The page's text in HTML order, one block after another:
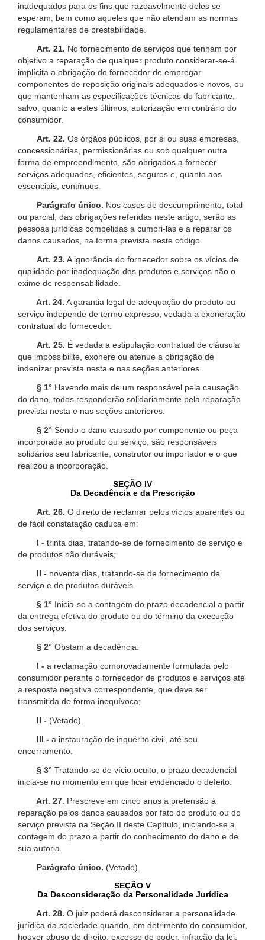
inadequados para os fins que razoavelmente deles se
esperam, bem como aqueles que não atendam as normas
regulamentares de prestabilidade.
Art. 21. No fornecimento de serviços que tenham por
objetivo a reparação de qualquer produto considerar-se-á
implícita a obrigação do fornecedor de empregar
componentes de reposição originais adequados e novos, ou
que mantenham as especificações técnicas do fabricante,
salvo, quanto a estes últimos, autorização em contrário do
consumidor.
Art. 22. Os órgãos públicos, por si ou suas empresas,
concessionárias, permissionárias ou sob qualquer outra
forma de empreendimento, são obrigados a fornecer
serviços adequados, eficientes, seguros e, quanto aos
essenciais, contínuos.
Parágrafo único. Nos casos de descumprimento, total
ou parcial, das obrigações referidas neste artigo, serão as
pessoas jurídicas compelidas a cumpri-las e a reparar os
danos causados, na forma prevista neste código.
Art. 23. A ignorância do fornecedor sobre os vícios de
qualidade por inadequação dos produtos e serviços não o
exime de responsabilidade.
Art. 24. A garantia legal de adequação do produto ou
serviço independe de termo expresso, vedada a exoneração
contratual do fornecedor.
Art. 25. É vedada a estipulação contratual de cláusula
que impossibilite, exonere ou atenue a obrigação de
indenizar prevista nesta e nas seções anteriores.
§ 1° Havendo mais de um responsável pela causação
do dano, todos responderão solidariamente pela reparação
prevista nesta e nas seções anteriores.
§ 2° Sendo o dano causado por componente ou peça
incorporada ao produto ou serviço, são responsáveis
solidários seu fabricante, construtor ou importador e o que
realizou a incorporação.
SEÇÃO IV
Da Decadência e da Prescrição
Art. 26. O direito de reclamar pelos vícios aparentes ou
de fácil constatação caduca em:
I - trinta dias, tratando-se de fornecimento de serviço e
de produtos não duráveis;
II - noventa dias, tratando-se de fornecimento de
serviço e de produtos duráveis.
§ 1° Inicia-se a contagem do prazo decadencial a partir
da entrega efetiva do produto ou do término da execução
dos serviços.
§ 2° Obstam a decadência:
I - a reclamação comprovadamente formulada pelo
consumidor perante o fornecedor de produtos e serviços até
a resposta negativa correspondente, que deve ser
transmitida de forma inequívoca;
II - (Vetado).
III - a instauração de inquérito civil, até seu
encerramento.
§ 3° Tratando-se de vício oculto, o prazo decadencial
inicia-se no momento em que ficar evidenciado o defeito.
Art. 27. Prescreve em cinco anos a pretensão à
reparação pelos danos causados por fato do produto ou do
serviço prevista na Seção II deste Capítulo, iniciando-se a
contagem do prazo a partir do conhecimento do dano e de
sua autoria.
Parágrafo único. (Vetado).
SEÇÃO V
Da Desconsideração da Personalidade Jurídica
Art. 28. O juiz poderá desconsiderar a personalidade
jurídica da sociedade quando, em detrimento do consumidor,
houver abuso de direito, excesso de poder, infração da lei,